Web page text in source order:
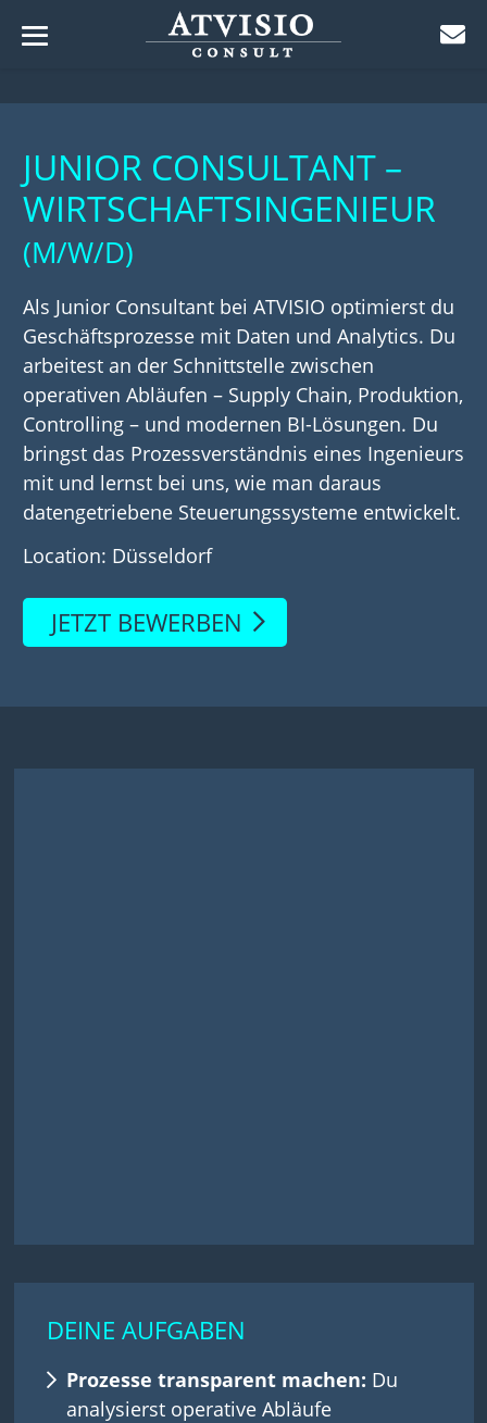
Inhalt
JUNIOR CONSULTANT –
WIRTSCHAFTSINGENIEUR
(M/W/D)
Als Junior Consultant bei ATVISIO optimierst du
Geschäftsprozesse mit Daten und Analytics. Du
arbeitest an der Schnittstelle zwischen
operativen Abläufen – Supply Chain, Produktion,
Controlling – und modernen BI-Lösungen. Du
bringst das Prozessverständnis eines Ingenieurs
mit und lernst bei uns, wie man daraus
datengetriebene Steuerungssysteme entwickelt.
Location: Düsseldorf
JETZT BEWERBEN
DEINE AUFGABEN
Prozesse transparent machen: Du
analysierst operative Abläufe